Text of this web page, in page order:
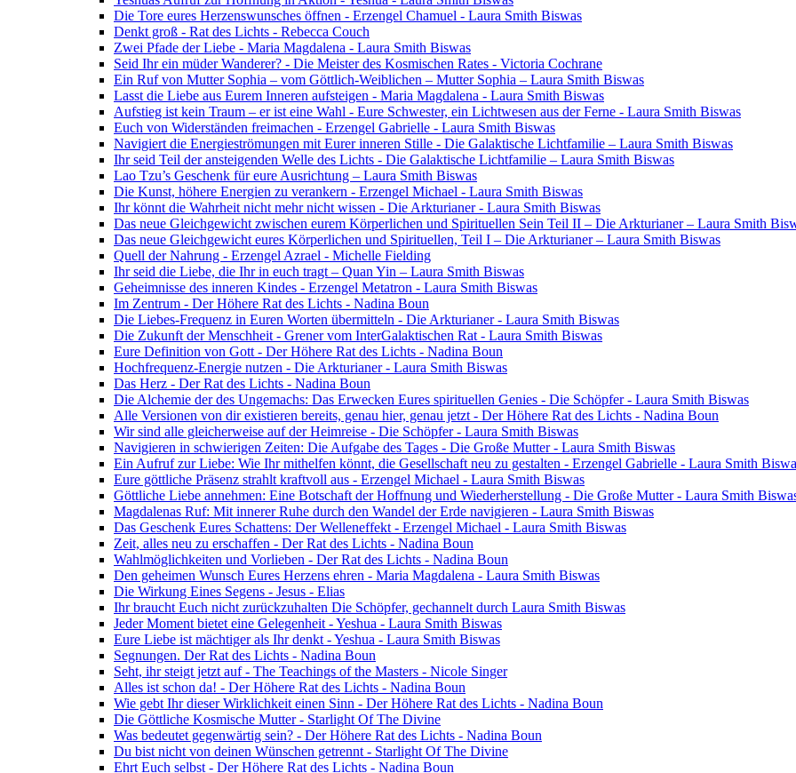
Die Tore eures Herzenswunsches öffnen - Erzengel Chamuel - Laura Smith Biswas
Denkt groß - Rat des Lichts - Rebecca Couch
Zwei Pfade der Liebe - Maria Magdalena - Laura Smith Biswas
Seid Ihr ein müder Wanderer? - Die Meister des Kosmischen Rates - Victoria Cochrane
Ein Ruf von Mutter Sophia – vom Göttlich-Weiblichen – Mutter Sophia – Laura Smith Biswas
Lasst die Liebe aus Eurem Inneren aufsteigen - Maria Magdalena - Laura Smith Biswas
Aufstieg ist kein Traum – er ist eine Wahl - Eure Schwester, ein Lichtwesen aus der Ferne - Laura Smith Biswas
Euch von Widerständen freimachen - Erzengel Gabrielle - Laura Smith Biswas
Navigiert die Energieströmungen mit Eurer inneren Stille - Die Galaktische Lichtfamilie – Laura Smith Biswas
Ihr seid Teil der ansteigenden Welle des Lichts - Die Galaktische Lichtfamilie – Laura Smith Biswas
Lao Tzu’s Geschenk für eure Ausrichtung – Laura Smith Biswas
Die Kunst, höhere Energien zu verankern - Erzengel Michael - Laura Smith Biswas
Ihr könnt die Wahrheit nicht mehr nicht wissen - Die Arkturianer - Laura Smith Biswas
Das neue Gleichgewicht zwischen eurem Körperlichen und Spirituellen Sein Teil II – Die Arkturianer – Laura Smith
Das neue Gleichgewicht eures Körperlichen und Spirituellen, Teil I – Die Arkturianer – Laura Smith Biswas
Quell der Nahrung - Erzengel Azrael - Michelle Fielding
Ihr seid die Liebe, die Ihr in euch tragt – Quan Yin – Laura Smith Biswas
Geheimnisse des inneren Kindes - Erzengel Metatron - Laura Smith Biswas
Im Zentrum - Der Höhere Rat des Lichts - Nadina Boun
Die Liebes-Frequenz in Euren Worten übermitteln - Die Arkturianer - Laura Smith Biswas
Die Zukunft der Menschheit - Grener vom InterGalaktischen Rat - Laura Smith Biswas
Eure Definition von Gott - Der Höhere Rat des Lichts - Nadina Boun
Hochfrequenz-Energie nutzen - Die Arkturianer - Laura Smith Biswas
Das Herz - Der Rat des Lichts - Nadina Boun
Die Alchemie der des Ungemachs: Das Erwecken Eures spirituellen Genies - Die Schöpfer - Laura Smith Biswas
Alle Versionen von dir existieren bereits, genau hier, genau jetzt - Der Höhere Rat des Lichts - Nadina Boun
Wir sind alle gleicherweise auf der Heimreise - Die Schöpfer - Laura Smith Biswas
Navigieren in schwierigen Zeiten: Die Aufgabe des Tages - Die Große Mutter - Laura Smith Biswas
Ein Aufruf zur Liebe: Wie Ihr mithelfen könnt, die Gesellschaft neu zu gestalten - Erzengel Gabrielle - Laura Smith
Eure göttliche Präsenz strahlt kraftvoll aus - Erzengel Michael - Laura Smith Biswas
Göttliche Liebe annehmen: Eine Botschaft der Hoffnung und Wiederherstellung - Die Große Mutter - Laura Smith
Magdalenas Ruf: Mit innerer Ruhe durch den Wandel der Erde navigieren - Laura Smith Biswas
Das Geschenk Eures Schattens: Der Welleneffekt - Erzengel Michael - Laura Smith Biswas
Zeit, alles neu zu erschaffen - Der Rat des Lichts - Nadina Boun
Wahlmöglichkeiten und Vorlieben - Der Rat des Lichts - Nadina Boun
Den geheimen Wunsch Eures Herzens ehren - Maria Magdalena - Laura Smith Biswas
Die Wirkung Eines Segens - Jesus - Elias
Ihr braucht Euch nicht zurückzuhalten Die Schöpfer, gechannelt durch Laura Smith Biswas
Jeder Moment bietet eine Gelegenheit - Yeshua - Laura Smith Biswas
Eure Liebe ist mächtiger als Ihr denkt - Yeshua - Laura Smith Biswas
Segnungen. Der Rat des Lichts - Nadina Boun
Seht, ihr steigt jetzt auf - The Teachings of the Masters - Nicole Singer
Alles ist schon da! - Der Höhere Rat des Lichts - Nadina Boun
Wie gebt Ihr dieser Wirklichkeit einen Sinn - Der Höhere Rat des Lichts - Nadina Boun
Die Göttliche Kosmische Mutter - Starlight Of The Divine
Was bedeutet gegenwärtig sein? - Der Höhere Rat des Lichts - Nadina Boun
Du bist nicht von deinen Wünschen getrennt - Starlight Of The Divine
Ehrt Euch selbst - Der Höhere Rat des Lichts - Nadina Boun